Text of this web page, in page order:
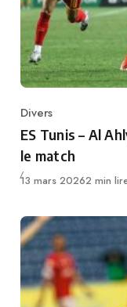
Category
Divers
ES Tunis – Al
le match
Publié
13 mars 20262 min